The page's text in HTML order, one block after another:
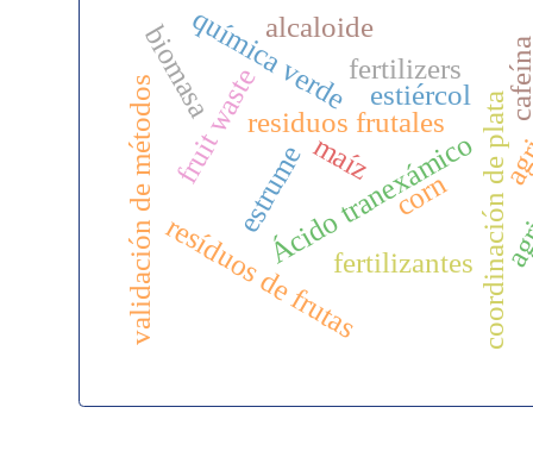
coordinación de plata
Ácido tranexámico
fertilizantes
estiércol
residuos frutales
maíz
fertilizers
fruit waste
corn
estrume
resíduos de frutas
química verde
biomasa alcaloide
validación de métodos